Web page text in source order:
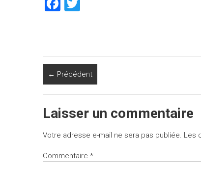
o
ok
← Précédent
Laisser un commentaire
Votre adresse e-mail ne sera pas publiée. Les
Commentaire *